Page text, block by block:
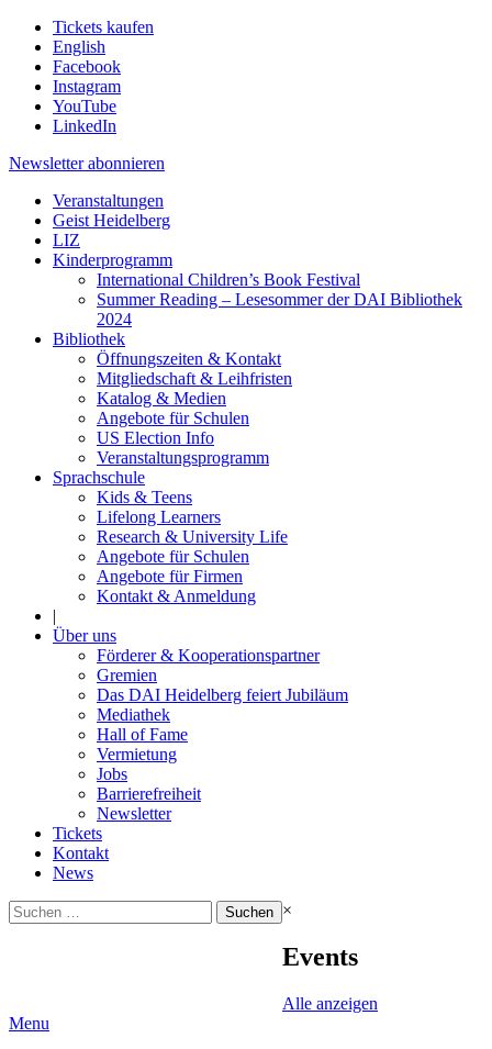
Tickets kaufen
English
Facebook
Instagram
YouTube
LinkedIn
Newsletter abonnieren
Veranstaltungen
Geist Heidelberg
LIZ
Kinderprogramm
International Children’s Book Festival
Summer Reading – Lesesommer der DAI Bibliothek
2024
Bibliothek
Öffnungszeiten & Kontakt
Mitgliedschaft & Leihfristen
Katalog & Medien
Angebote für Schulen
US Election Info
Veranstaltungsprogramm
Sprachschule
Kids & Teens
Lifelong Learners
Research & University Life
Angebote für Schulen
Angebote für Firmen
Kontakt & Anmeldung
|
Über uns
Förderer & Kooperationspartner
Gremien
Das DAI Heidelberg feiert Jubiläum
Mediathek
Hall of Fame
Vermietung
Jobs
Barrierefreiheit
Newsletter
Tickets
Kontakt
News
Suchen
nach:
×
Events
Alle anzeigen
Menu